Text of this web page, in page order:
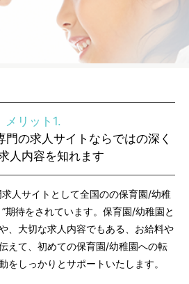
メリット1.
の求人サイトならではの深く
人内容を知れます
人サイトとして全国のの保育園/幼稚
期待をされています。保育園/幼稚園と
、大切な求人内容でもある、お給料や
えて、初めての保育園/幼稚園への転
をしっかりとサポートいたします。